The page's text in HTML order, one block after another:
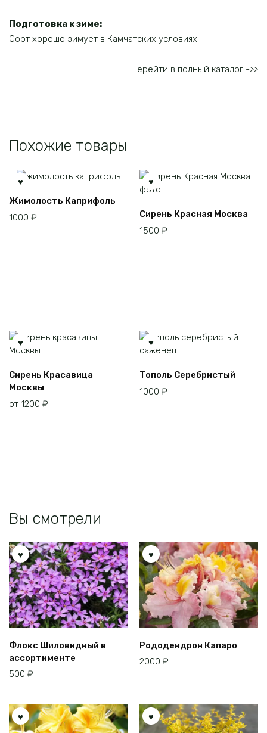
Подготовка к зиме:
Сорт хорошо зимует в Камчатских условиях.
Перейти в полный каталог ->>
Похожие товары
Жимолость Каприфоль
1000 ₽
Сирень Красная Москва
1500 ₽
товар
Сирень Красавица
Москвы
от 1200 ₽
Тополь Серебристый
1000 ₽
Вы смотрели
Флокс Шиловидный в
ассортименте
500 ₽
Рододендрон Капаро
2000 ₽